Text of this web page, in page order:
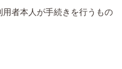
者本人が手続きを行うもの